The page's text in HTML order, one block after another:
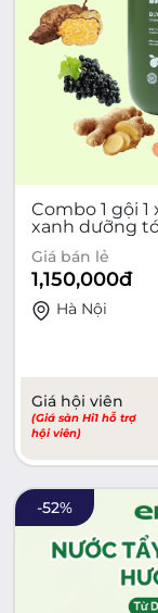
Combo 1 gội
xanh dưỡng
Giá bán lẻ
1,150,000đ
Hà Nội
Giá hội viên
(Giá sàn Hi1 hỗ trợ
hội viên)
-52%